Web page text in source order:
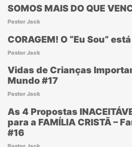
SOMOS MAIS DO QUE
Pastor Jack
CORAGEM! O “Eu Sou”
Pastor Jack
Vidas de Crianças
Mundo #17
Pastor Jack
As 4 Propostas
para a FAMÍLIA CRISTÃ –
#16